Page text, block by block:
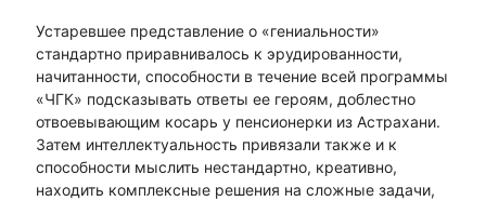
Устаревшее представление о «гениальности»
стандартно приравнивалось к эрудированности,
начитанности, способности в течение всей программы
«ЧГК» подсказывать ответы ее героям, доблестно
отвоевывающим косарь у пенсионерки из Астрахани.
Затем интеллектуальность привязали также и к
способности мыслить нестандартно, креативно,
находить комплексные решения на сложные задачи,